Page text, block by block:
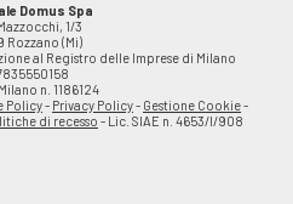
Domus Spa
1/3
Rozzano (Mi)
al Registro delle Imprese di Milano
n. 1186124
Policy- Privacy Policy- Gestione Cookie-
di recesso - Lic. SIAE n. 4653/I/908